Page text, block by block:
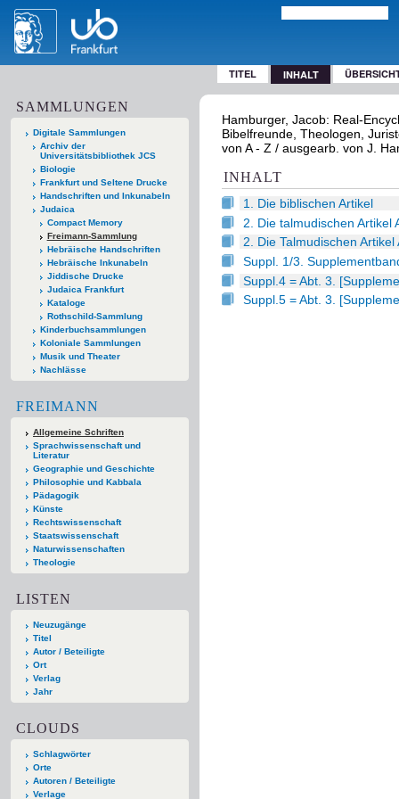
TITEL INHALT
SAMMLUNGEN
Digitale Sammlungen
Archiv der
Universitätsbibliothek JCS
Biologie
Frankfurt und Seltene Drucke
Handschriften und Inkunabeln
Judaica
Compact Memory
Freimann-Sammlung
Hebräische Handschriften
Hebräische Inkunabeln
Jiddische Drucke
Judaica Frankfurt
Kataloge
Rothschild-Sammlung
Kinderbuchsammlungen
Koloniale Sammlungen
Musik und Theater
Nachlässe
FREIMANN
Allgemeine Schriften
Sprachwissenschaft und
Literatur
Geographie und Geschichte
Philosophie und Kabbala
Pädagogik
Künste
Rechtswissenschaft
Staatswissenschaft
Naturwissenschaften
Theologie
LISTEN
Neuzugänge
Titel
Autor / Beteiligte
Ort
Verlag
Jahr
CLOUDS
Schlagwörter
Orte
Autoren / Beteiligte
Verlage
Hamburger, Jacob: Real-
Bibelfreunde, Theologen,
von A - Z / ausgearb. von J.
INHALT
1. Die biblischen Artikel
2. Die talmudischen Artikel
2. Die Talmudischen Artikel
Suppl. 1/3.
Suppl.4 = Abt. 3.
Suppl.5 = Abt. 3.